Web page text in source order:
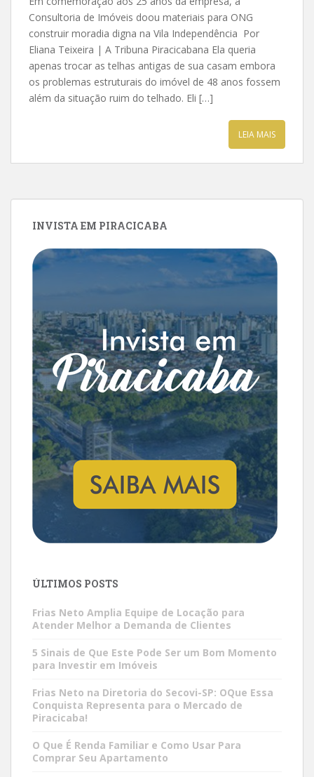
Consultoria de Imóveis doou materiais para ONG
construir moradia digna na Vila Independência Por
Eliana Teixeira | A Tribuna Piracicabana Ela queria
apenas trocar as telhas antigas de sua casam embora
os problemas estruturais do imóvel de 48 anos fossem
além da situação ruim do telhado. Eli […]
LEIA MAIS
INVISTA EM PIRACICABA
ÚLTIMOS POSTS
Frias Neto Amplia Equipe de Locação para
Atender Melhor a Demanda de Clientes
5 Sinais de Que Este Pode Ser um Bom Momento
para Investir em Imóveis
Frias Neto na Diretoria do Secovi-SP: OQue Essa
Conquista Representa para o Mercado de
Piracicaba!
O Que É Renda Familiar e Como Usar Para
Comprar Seu Apartamento